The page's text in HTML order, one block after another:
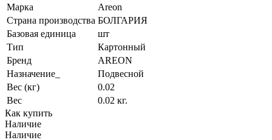
Марка
Areon
Страна производства БОЛГАРИЯ
Базовая единица
шт
Тип
Картонный
Бренд
AREON
Назначение_
Подвесной
Вес (кг)
0.02
Вес
0.02 кг.
Как купить
Наличие
Наличие